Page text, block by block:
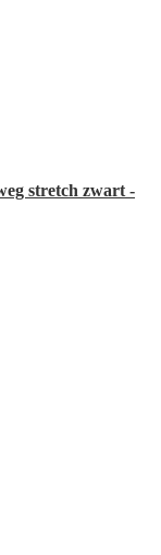
stretch zwart -